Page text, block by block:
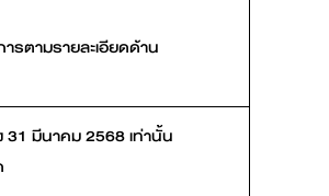
รตามรายละเอียดด้าน
มีนาคม 2568 เท่านั้น